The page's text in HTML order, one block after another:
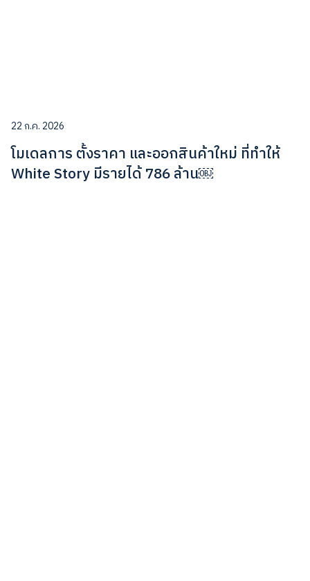
22 ก.ค. 2026
โมเดลการ ตั้งราคา และออกสินค้าใหม่ ที่ทำให้
White Story มีรายได้ 786 ล้าน￼